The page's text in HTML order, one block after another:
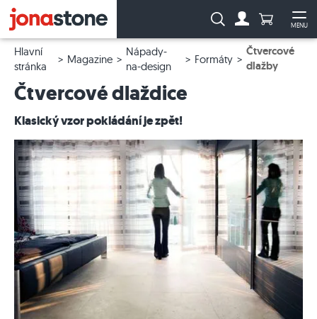
MENU
Vyhledávání:Počet
Hlavní
stránka
Magazine
Nápady-
na-design
Formáty
Čtvercové
dlažby
Čtvercové dlaždice
Klasický vzor pokládání je zpět!